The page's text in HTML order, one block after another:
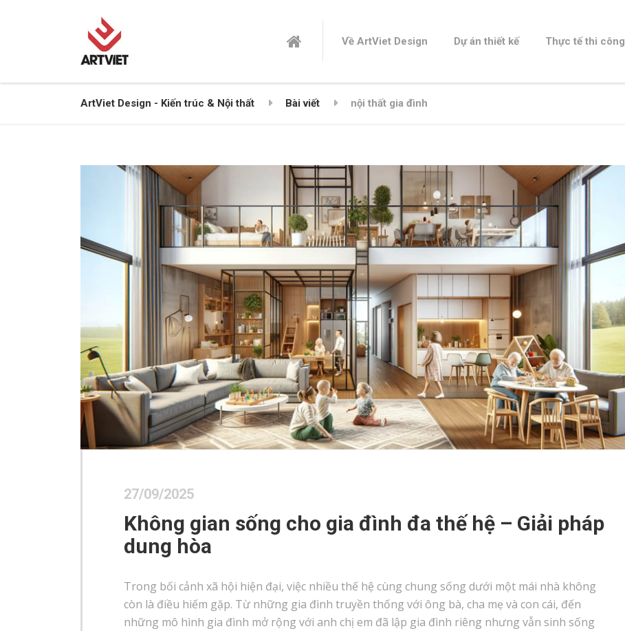
Về ArtViet Design Dự án thiết kế Thực tế thi công
ArtViet Design - Kiến trúc & Nội thất Bài viết nội thất gia đình
27/09/2025
Không gian sống cho gia đình đa thế hệ – Giải pháp
dung hòa
Trong bối cảnh xã hội hiện đại, việc nhiều thế hệ cùng chung sống dưới một mái nhà không
còn là điều hiếm gặp. Từ những gia đình truyền thống với ông bà, cha mẹ và con cái, đến
những mô hình gia đình mở rộng với anh chị em đã lập gia đình riêng nhưng vẫn sinh sống